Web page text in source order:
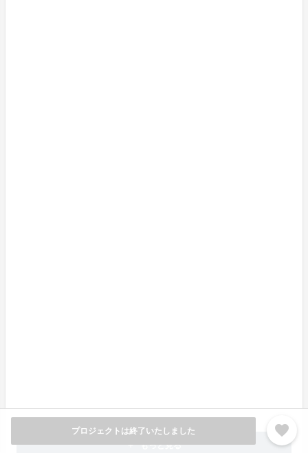
プロジェクトは終了いたしました favorite
絡ください。
add もっと見る